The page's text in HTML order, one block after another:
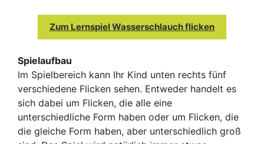
Zum Lernspiel Wasserschlauch flicken
Spielaufbau
Im Spielbereich kann Ihr Kind unten rechts fünf
verschiedene Flicken sehen. Entweder handelt es
sich dabei um Flicken, die alle eine
unterschiedliche Form haben oder um Flicken, die
die gleiche Form haben, aber unterschiedlich groß